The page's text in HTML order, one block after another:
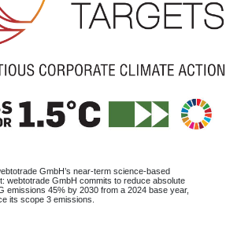
GmbH’s near-term science-based
webtotrade GmbH commits to reduce absolute
emissions 45% by 2030 from a 2024 base year,
its scope 3 emissions.